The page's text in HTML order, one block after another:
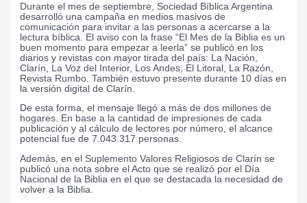
Durante el mes de septiembre, Sociedad Bíblica Argentina
desarrolló una campaña en medios masivos de
comunicación para invitar a las personas a acercarse a la
lectura bíblica. El aviso con la frase “El Mes de la Biblia es un
buen momento para empezar a leerla” se publicó en los
diarios y revistas con mayor tirada del país: La Nación,
Clarín, La Voz del Interior, Los Andes, El Litoral, La Razón,
Revista Rumbo. También estuvo presente durante 10 días en
la versión digital de Clarín.
De esta forma, el mensaje llegó a más de dos millones de
hogares. En base a la cantidad de impresiones de cada
publicación y al cálculo de lectores por número, el alcance
potencial fue de 7.043.317 personas.
Además, en el Suplemento Valores Religiosos de Clarín se
publicó una nota sobre el Acto que se realizó por el Día
Nacional de la Biblia en el que se destacada la necesidad de
volver a la Biblia.